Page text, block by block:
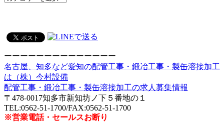
ーーーーーーーーーーーーーー
名古屋、知多など愛知の配管工事・鍛冶工事・製缶溶接加工
は（株）今村設備
配管工事・鍛冶工事・製缶溶接加工の求人募集情報
〒478-0017知多市新知坊ノ下５番地の１
TEL:0562-51-1700/FAX:0562-51-1700
※営業電話・セールスお断り